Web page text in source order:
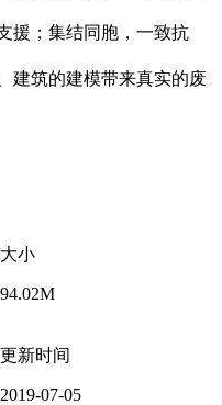
援；集结同胞，一致抗
建筑的建模带来真实的废
大小
94.02M
更新时间
2019-07-05